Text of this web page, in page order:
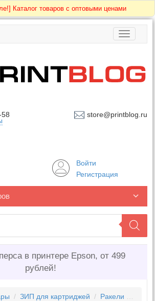
Каталог товаров с оптовыми ценами
Toggle
store@printblog.ru
Войти
Регистрация
в принтере Epson, от 499
рублей!
/ ЗИП для картриджей / Ракели